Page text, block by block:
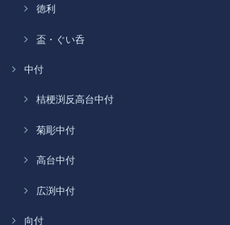
徳利
盃・ぐい呑
中付
桔梗渕反高台中付
菊彫中付
高台中付
広渕中付
向付